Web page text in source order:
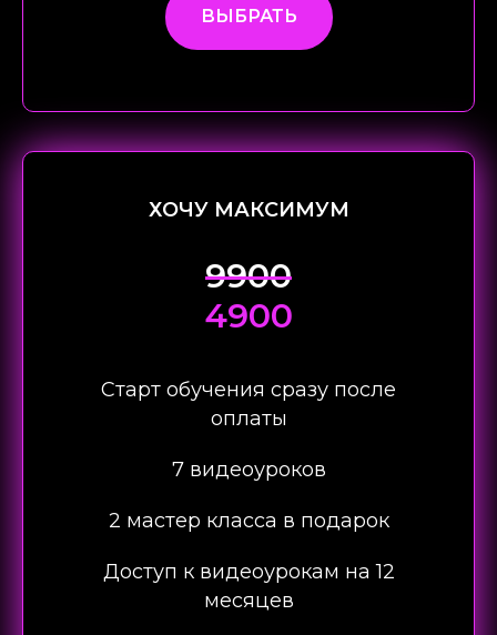
ВЫБРАТЬ
ХОЧУ МАКСИМУМ
9900
4900
Старт обучения сразу после
оплаты
7 видеоуроков
2 мастер класса в подарок
Доступ к видеоурокам на 12
месяцев